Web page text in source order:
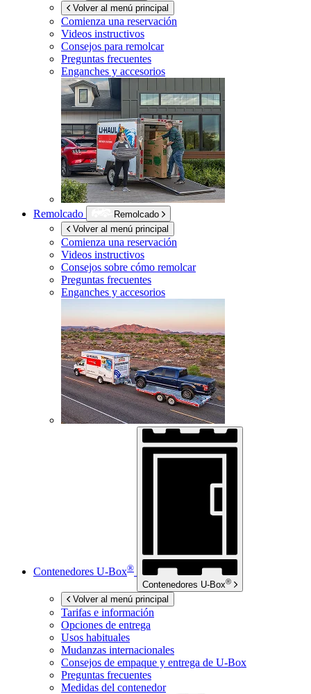
Volver al menú principal
Comienza una reservación
Videos instructivos
Consejos para remolcar
Preguntas frecuentes
Enganches y accesorios
Remolcado
Remolcado
Volver al menú principal
Comienza una reservación
Videos instructivos
Consejos sobre cómo remolcar
Preguntas frecuentes
Enganches y accesorios
Contenedores U-Box®
Contenedores U-Box®
Volver al menú principal
Tarifas e información
Opciones de entrega
Usos habituales
Mudanzas internacionales
Consejos de empaque y entrega de U-Box
Preguntas frecuentes
Medidas del contenedor